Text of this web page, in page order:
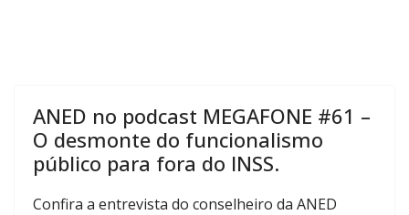
ANED no podcast MEGAFONE #61 –
O desmonte do funcionalismo
público para fora do INSS.
Confira a entrevista do conselheiro da ANED